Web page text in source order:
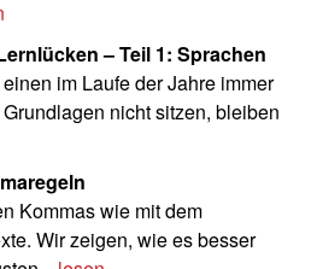
– Teil 1: Sprachen
im Laufe der Jahre immer
nicht sitzen, bleiben
Kommas wie mit dem
Wir zeigen, wie es besser